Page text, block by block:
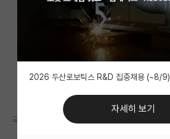
베스트 게시판
IF 명예의전당
자유 게시판(아무개랩)
미국 유학 게시판
미국 대학원 합격 후기 게시판
교수님이 건강 좀 챙기셨으면 좋겠다.
2026 두산로보틱스 R&D 집중채용 (~8/9)
자세히 보기